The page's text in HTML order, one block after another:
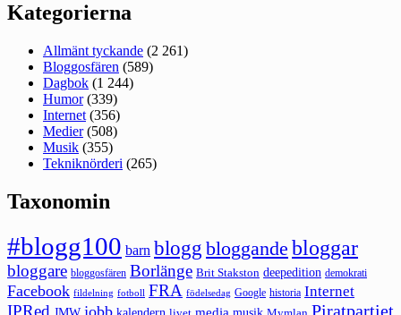
Kategorierna
Allmänt tyckande (2 261)
Bloggosfären (589)
Dagbok (1 244)
Humor(339)
Internet (356)
Medier(508)
Musik (355)
Tekniknörderi (265)
Taxonomin
#blogg100 barn blogg bloggande bloggar
bloggare bloggosfären Borlänge Brit Stakston deepedition demokrati
Facebook fildelning fotboll FRA födelsedag Google historia Internet
IPRed jobb kalendern media Piratpartiet